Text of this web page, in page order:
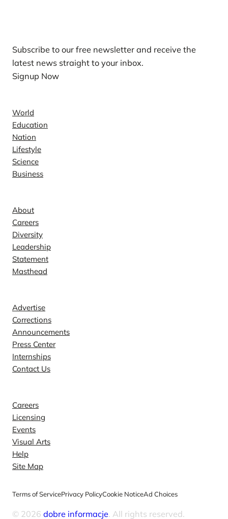
Subscribe to our free newsletter and receive the
latest news straight to your inbox.
Signup Now
World
Education
Nation
Lifestyle
Science
Business
About
Careers
Diversity
Leadership
Statement
Masthead
Advertise
Corrections
Announcements
Press Center
Internships
Contact Us
Careers
Licensing
Events
Visual Arts
Help
Site Map
Terms of ServicePrivacy PolicyCookie NoticeAd Choices
© 2026 dobre informacje. All rights reserved.